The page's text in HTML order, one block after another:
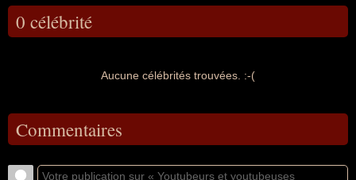
0 célébrité
Aucune célébrités trouvées. :-(
Commentaires